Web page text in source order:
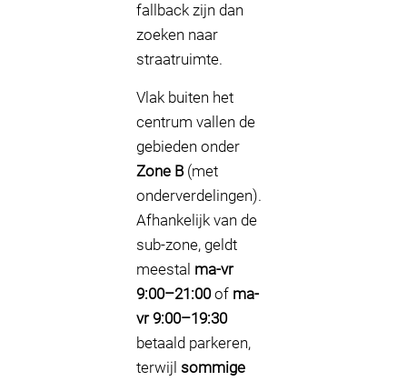
fallback zijn dan
zoeken naar
straatruimte.
Vlak buiten het
centrum vallen de
gebieden onder
Zone B(met
onderverdelingen).
Afhankelijk van de
sub-zone, geldt
meestal ma-vr
9:00–21:00of ma-
vr 9:00–19:30
betaald parkeren,
terwijl sommige